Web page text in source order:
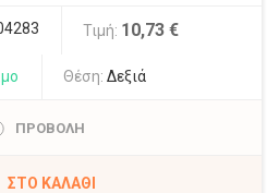
Τιμή: 10,73 €
Θέση: Δεξιά
ΠΡΟΒΟΛΗ
ΣΤΟ ΚΑΛΆΘΙ